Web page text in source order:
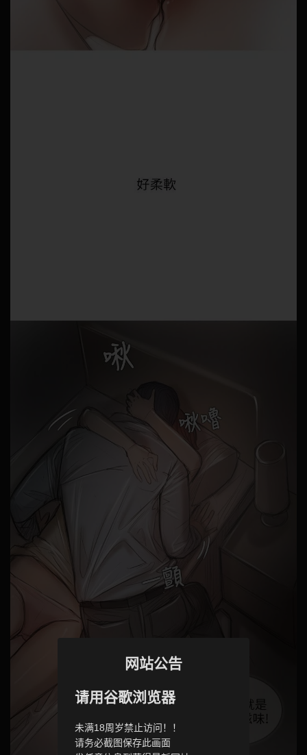
网站公告
请用谷歌浏览器
未满18周岁禁止访问！！
请务必截图保存此画面